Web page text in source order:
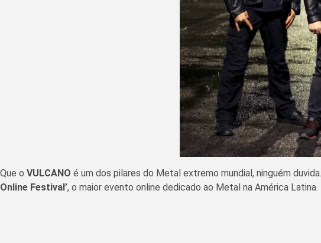
Que o VULCANO é um dos pilares do Metal extremo mundial, ninguém
Online Festival’, o maior evento online dedicado ao Metal na América Latina.